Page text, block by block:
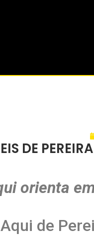
DE
orienta
Aqui de